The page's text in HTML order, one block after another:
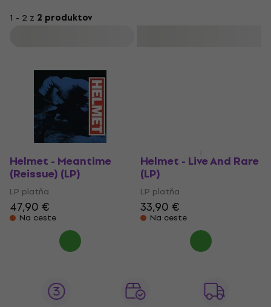
1 - 2 z 2 produktov
Helmet - Meantime
(Reissue) (LP)
LP platňa
47,90 €
Na ceste
Helmet - Live And Rare
(LP)
LP platňa
33,90 €
Na ceste